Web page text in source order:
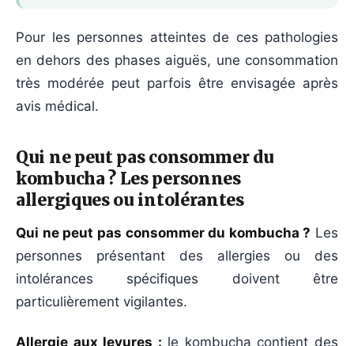
Pour les personnes atteintes de ces pathologies
en dehors des phases aiguës, une consommation
très modérée peut parfois être envisagée après
avis médical.
Qui ne peut pas consommer du
kombucha ? Les personnes
allergiques ou intolérantes
Qui ne peut pas consommer du kombucha ? Les
personnes présentant des allergies ou des
intolérances spécifiques doivent être
particulièrement vigilantes.
Allergie aux levures : le kombucha contient des